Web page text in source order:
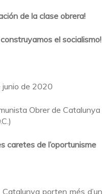
de la clase obrera!
el socialismo!
junio de 2020
Obrer de Catalunya
caretes de l’oportunisme
porten més d’un